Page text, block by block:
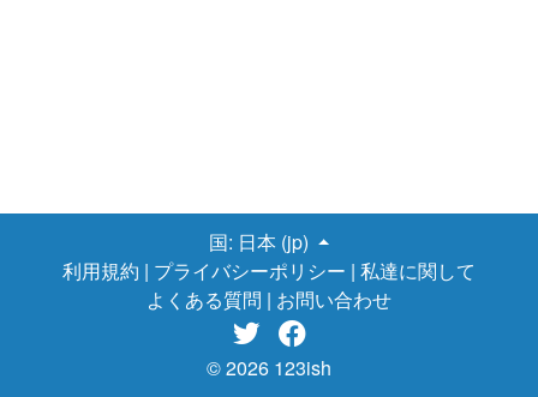
国: 日本 (jp)
利用規約 | プライバシーポリシー | 私達に関して
よくある質問 | お問い合わせ
 
© 2026 123ish